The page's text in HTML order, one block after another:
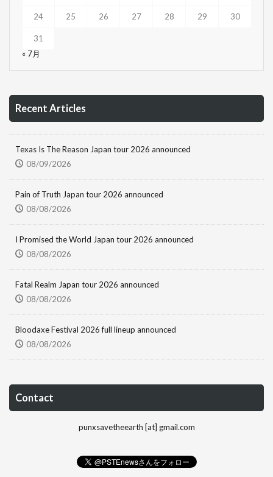
24 25 26 27 28 29 30
31
« 7月
Recent Articles
Texas Is The Reason Japan tour 2026 announced
08/09/2026
Pain of Truth Japan tour 2026 announced
08/08/2026
I Promised the World Japan tour 2026 announced
08/08/2026
Fatal Realm Japan tour 2026 announced
08/08/2026
Bloodaxe Festival 2026 full lineup announced
08/08/2026
Contact
punxsavetheearth [at] gmail.com